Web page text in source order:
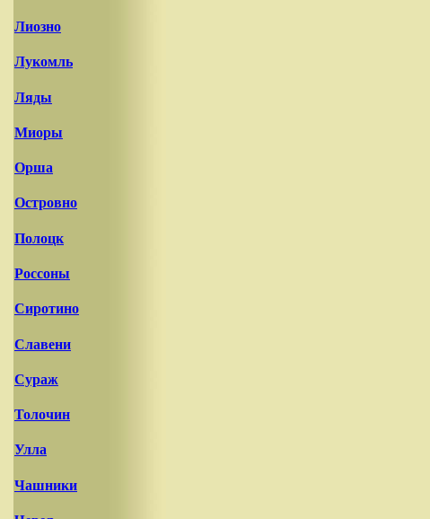
Лиозно
Лукомль
Ляды
Миоры
Орша
Островно
Полоцк
Россоны
Сиротино
Славени
Сураж
Толочин
Улла
Чашники